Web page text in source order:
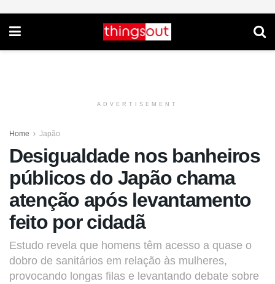
ADVERTISEMENT
Home Japão
Desigualdade nos banheiros
públicos do Japão chama
atenção após levantamento
feito por cidadã
Estudo revela que homens têm acesso a quase o
dobro de sanitários em relação às mulheres,
provocando longas filas e levantando debate sobre